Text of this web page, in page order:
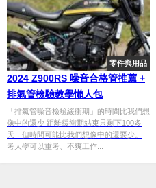
零件與用品
2024 Z900RS 噪音合格管推薦 +
排氣管檢驗教學懶人包
「排氣管噪音檢驗緩衝期」的時間比我們想
像中的還少 距離緩衝期結束只剩下100多
天，但時間可能比我們想像中的還要少。
考大學可以重考、不爽工作...